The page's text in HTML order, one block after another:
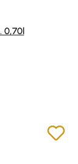
Sternen
0,70l